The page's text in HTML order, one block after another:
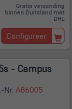
Gratis verzending
binnen Duitsland met
DHL
Configureer
- Campus
Nr. A86005